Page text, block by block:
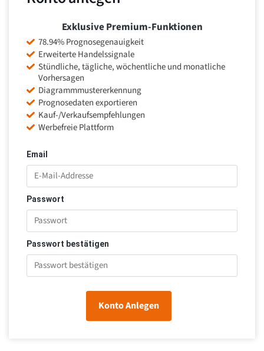
Email
Passwort
Passwort bestätigen
Konto Anlegen
Exklusive Premium-Funktionen
78.94% Prognosegenauigkeit
Erweiterte Handelssignale
Stündliche, tägliche, wöchentliche und monatliche
Vorhersagen
Diagrammmustererkennung
Prognosedaten exportieren
Kauf-/Verkaufsempfehlungen
Werbefreie Plattform